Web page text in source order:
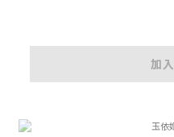
加